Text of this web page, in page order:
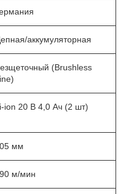
аккумуляторная
(Brushless
ion 20 В 4,0 Ач (2 шт)
мм
м/мин